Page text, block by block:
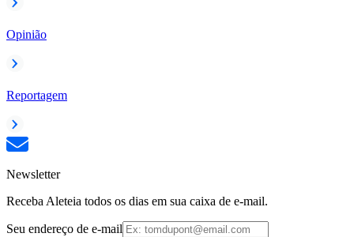
Opinião
Reportagem
Newsletter
Receba Aleteia todos os dias em sua caixa de e-mail.
Seu endereço de e-mail